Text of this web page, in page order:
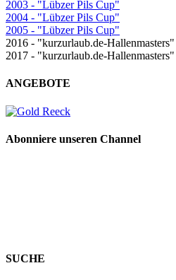
2003 - "Lübzer Pils Cup"
2004 - "Lübzer Pils Cup"
2005 - "Lübzer Pils Cup"
2016 - "kurzurlaub.de-Hallenmasters"
2017 - "kurzurlaub.de-Hallenmasters"
ANGEBOTE
Abonniere unseren Channel
SUCHE